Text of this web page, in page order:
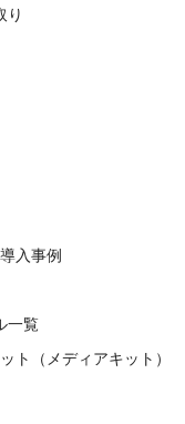
り
入事例
一覧
ト（メディアキット）